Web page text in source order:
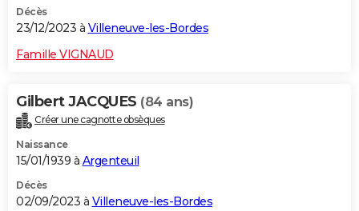
Décès
23/12/2023 à Villeneuve-les-Bordes
Famille VIGNAUD
Gilbert JACQUES (84 ans)
Créer une cagnotte obsèques
Naissance
15/01/1939 à Argenteuil
Décès
02/09/2023 à Villeneuve-les-Bordes